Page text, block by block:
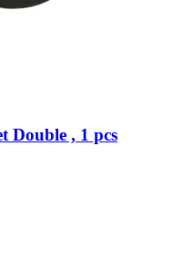
Double , 1 pcs